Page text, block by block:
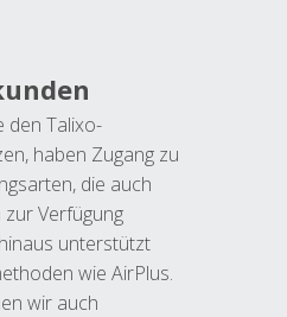
den Talixo-
haben Zugang zu
die auch
Verfügung
unterstützt
wie AirPlus.
wir auch